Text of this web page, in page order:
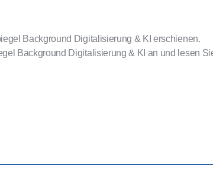
Background Digitalisierung & KI erschienen.
Background Digitalisierung & KI an und lesen